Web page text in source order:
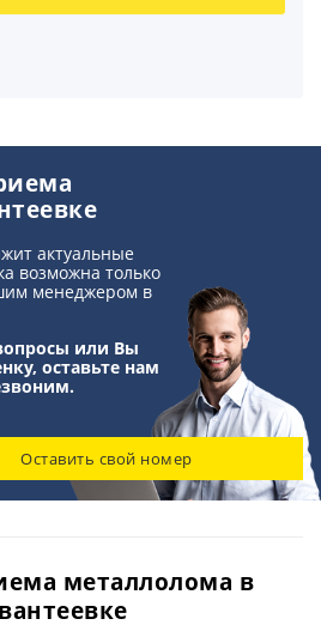
актуальные
возможна только
менеджером в
или Вы
оставьте нам
Оставить свой номер
металлолома в